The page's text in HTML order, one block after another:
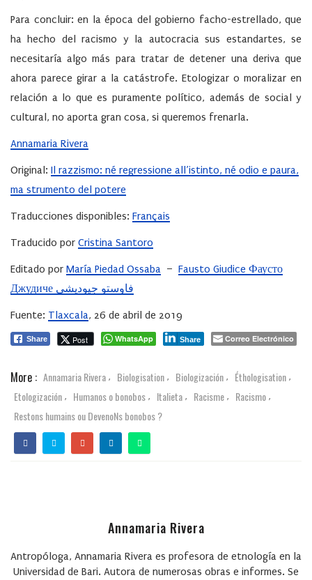
Para concluir: en la época del gobierno facho-estrellado, que
ha hecho del racismo y la autocracia sus estandartes, se
necesitaría algo más para tratar de detener una deriva que
ahora parece girar a la catástrofe. Etologizar o moralizar en
relación a lo que es puramente político, además de social y
cultural, no aporta gran cosa, si queremos frenarla.
Annamaria Rivera
Original: Il razzismo: né regressione all’istinto, né odio e paura,
ma strumento del potere
Traducciones disponibles: Français
Traducido por Cristina Santoro
Editado por María Piedad Ossaba – Fausto Giudice Фаусто
Джудиче فاوستو جيوديشي
Fuente: Tlaxcala, 26 de abril de 2019
Share Post WhatsApp Share Correo Electrónico
More : Annamaria Rivera , Biologisation , Biologización , Éthologisation ,
Etologización , Humanos o bonobos , Italieta , Racisme , Racismo ,
Restons humains ou DevenoNs bonobos ?
Annamaria Rivera
Antropóloga, Annamaria Rivera es profesora de etnología en la
Universidad de Bari. Autora de numerosas obras e informes. Se